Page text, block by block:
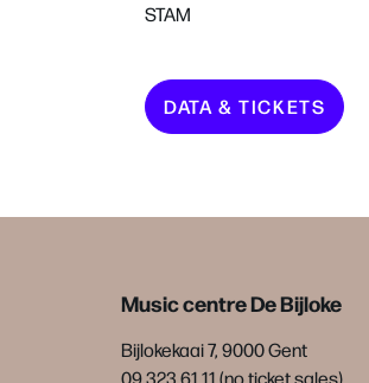
STAM
DATA & TICKETS
Music centre De Bijloke
Bijlokekaai 7, 9000 Gent
09 323 61 11 (no ticket sales)